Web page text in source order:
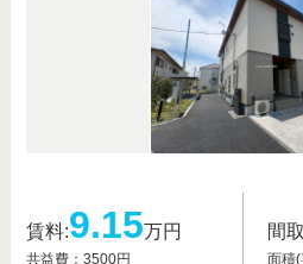
賃料:9.15万円
共益費：3500円
間
面積